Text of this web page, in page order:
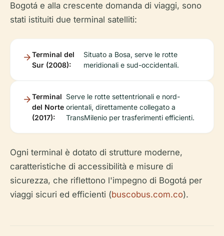
Bogotá e alla crescente domanda di viaggi, sono
stati istituiti due terminal satelliti:
Terminal del
Sur (2008):
Situato a Bosa, serve le rotte
meridionali e sud-occidentali.
Terminal
del Norte
(2017):
Serve le rotte settentrionali e nord-
orientali, direttamente collegato a
TransMilenio per trasferimenti efficienti.
Ogni terminal è dotato di strutture moderne,
caratteristiche di accessibilità e misure di
sicurezza, che riflettono l'impegno di Bogotá per
viaggi sicuri ed efficienti (buscobus.com.co).